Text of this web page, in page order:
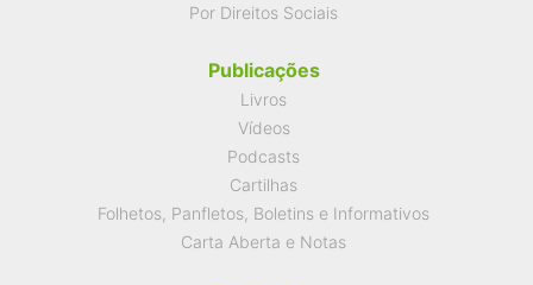
Por Direitos Sociais
Publicações
Livros
Vídeos
Podcasts
Cartilhas
Folhetos, Panfletos, Boletins e Informativos
Carta Aberta e Notas